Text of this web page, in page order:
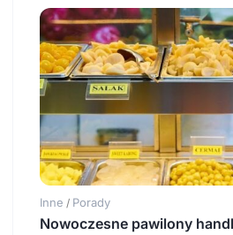
Inne / Porady
Nowoczesne pawilony